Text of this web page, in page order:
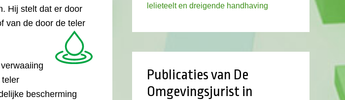
Hij stelt dat er door
van de door de teler
teler
bescherming
lelieteelt en dreigende handhaving
Publicaties van De
Omgevingsjurist in